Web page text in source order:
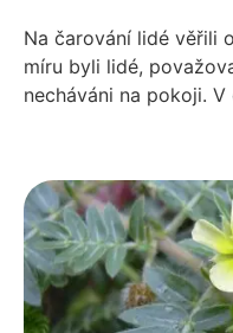
Na čarování lidé věřili
míru byli lidé,
necháváni na pokoji.